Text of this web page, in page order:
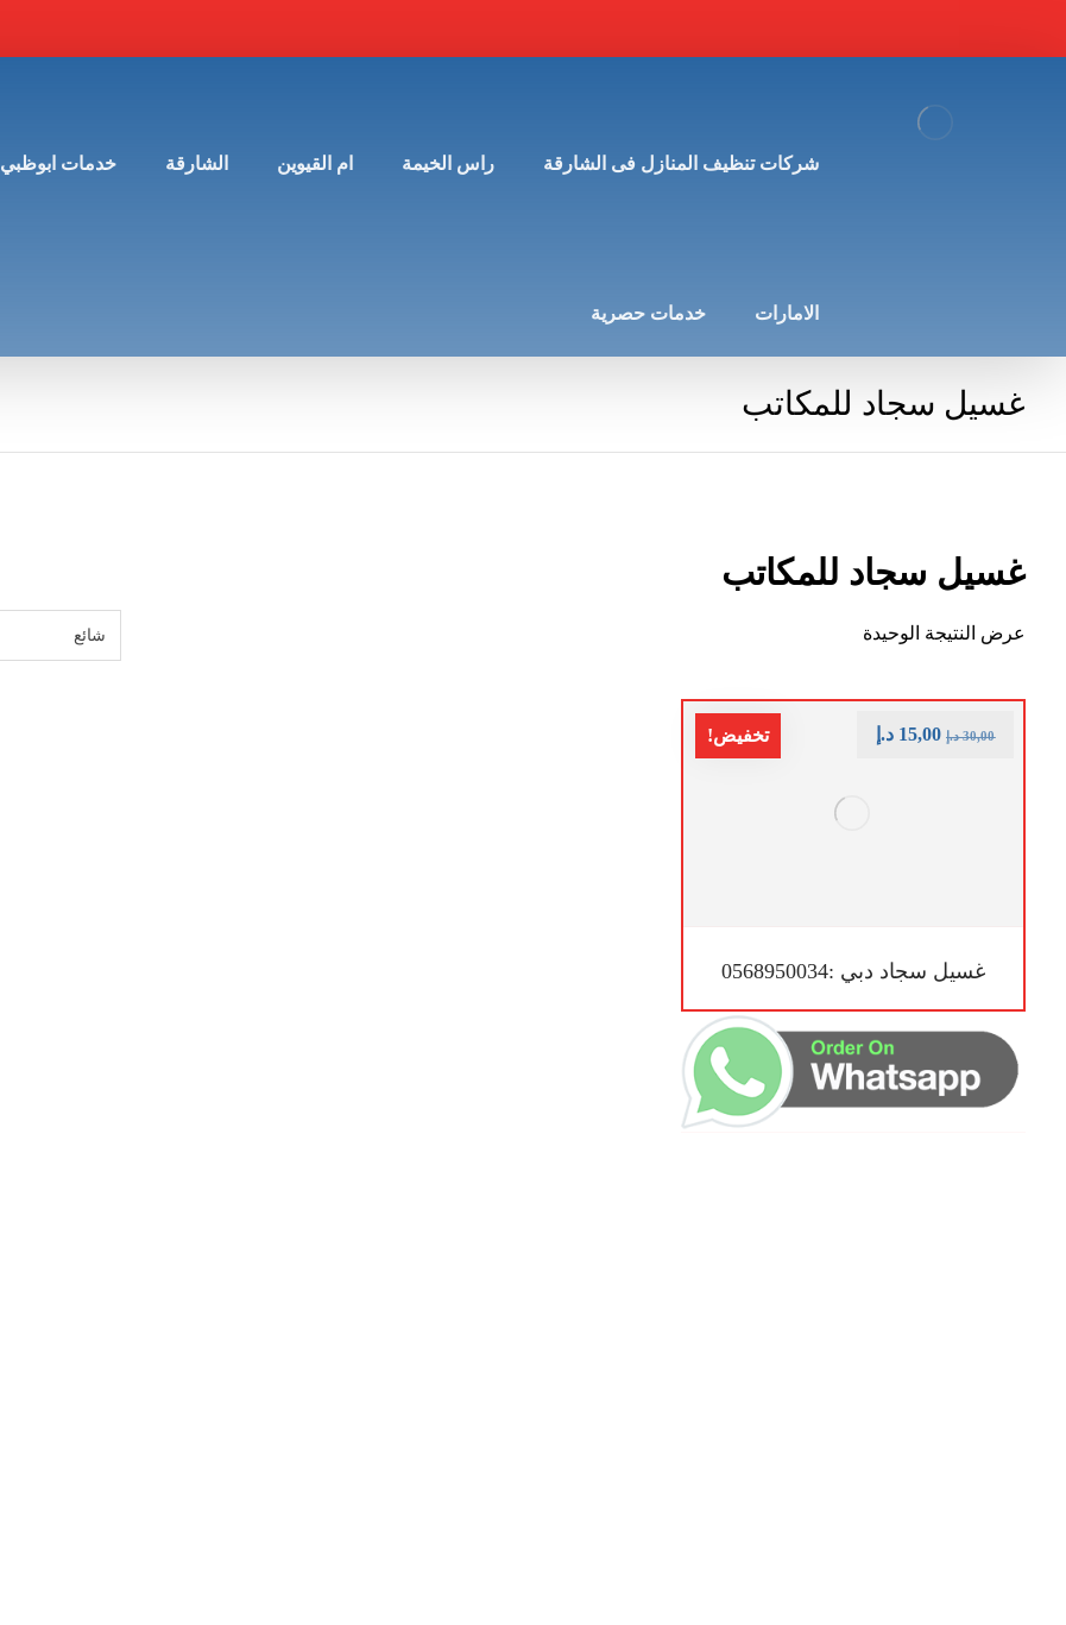
شركات تنظيف المنازل فى الشارقة راس الخيمة ام القيوين الشارقة خدمات ابوظبي
الامارات خدمات حصرية
غسيل سجاد للمكاتب
غسيل سجاد للمكاتب
عرض النتيجة الوحيدة
تخفيض!
غسيل سجاد دبي :0568950034
30,00 د.إ 15,00 د.إ